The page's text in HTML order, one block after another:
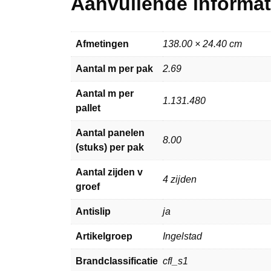
Afmetingen 138.00 × 24.40 cm
Aantal m per pak 2.69
Aantal m per
pallet
1.131.480
Aantal panelen
(stuks) per pak
8.00
Aantal zijden v
groef
4 zijden
Antislip ja
Artikelgroep Ingelstad
Brandclassificatie cfl_s1